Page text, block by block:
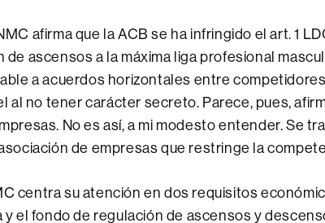
afirma que la ACB se ha infringido el art. 1
de ascensos a la máxima liga profesional
a acuerdos horizontales entre
al no tener carácter secreto. Parece, pues,
No es así, a mi modesto entender. Se
de empresas que restringe la
centra su atención en dos requisitos
y el fondo de regulación de ascensos y